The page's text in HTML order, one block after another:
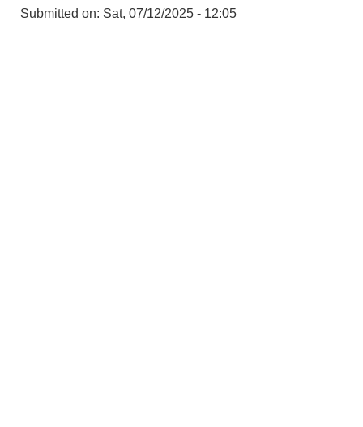
Submitted on: Sat, 07/12/2025 - 12:05